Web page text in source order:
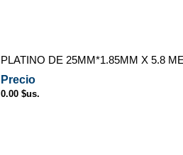
PLATINO DE 25MM*1.85MM X 5.8
Precio
0.00 $us.